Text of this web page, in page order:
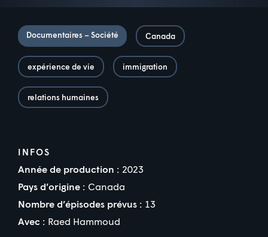
Documentaires – Société Canada
expérience de vie immigration
relations humaines
INFOS
Année de production : 2023
Pays d’origine : Canada
Nombre d’épisodes prévus : 13
Avec : Raed Hammoud